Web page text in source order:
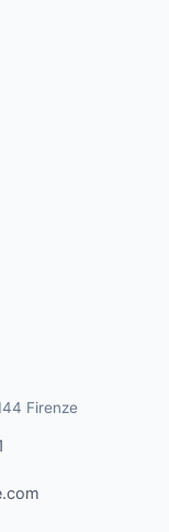
Firenze